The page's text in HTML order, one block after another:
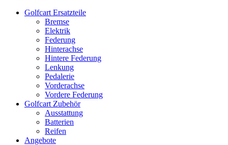
Golfcart Ersatzteile
Bremse
Elektrik
Federung
Hinterachse
Hintere Federung
Lenkung
Pedalerie
Vorderachse
Vordere Federung
Golfcart Zubehör
Ausstattung
Batterien
Reifen
Angebote